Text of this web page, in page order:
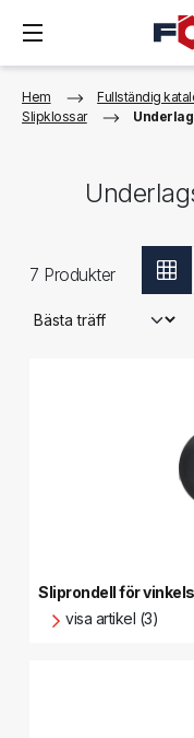
Hem Fullständig
Slipklossar
7 Produkter
Sliprondell för
visa artikel (3)